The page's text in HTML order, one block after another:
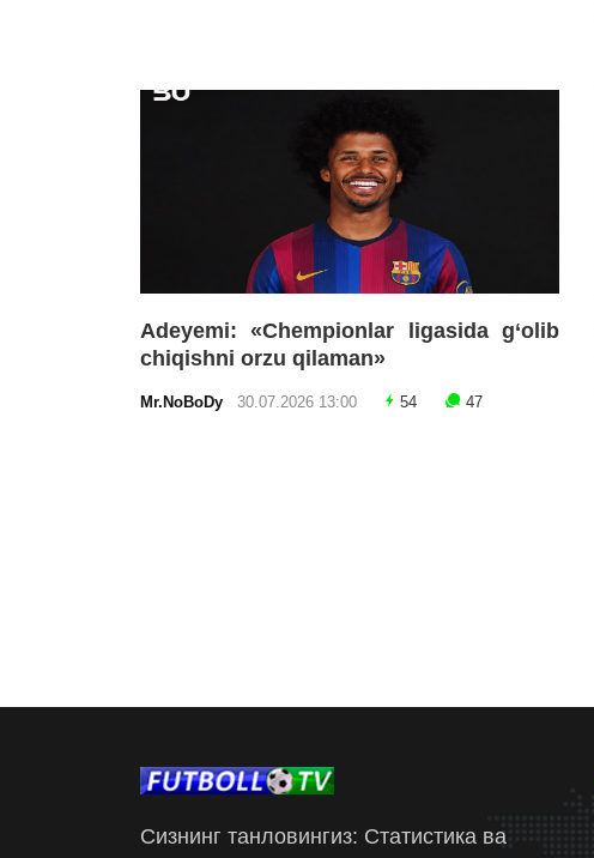
Adeyemi: «Chempionlar ligasida g‘olib
chiqishni orzu qilaman»
Mr.NoBoDy 30.07.2026 13:00 54 47
Сизнинг танловингиз: Статистика ва